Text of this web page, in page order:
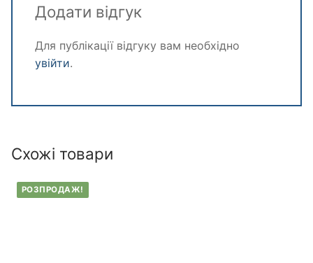
Додати відгук
Для публікації відгуку вам необхідно
увійти.
Схожі товари
РОЗПРОДАЖ!